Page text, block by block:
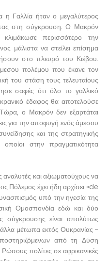
η Γαλλία ήταν ο μεγαλύτερος
στη σύγκρουση. Ο Μακρόν
περισσότερο την
μάλιστα να στείλει επίσημα
στο πλευρό του Κιέβου.
πολέμου που έκανε τον
του στάση τους τελευταίους
σαφές ότι όλο το γαλλικό
έδαφος θα αποτελούσε
ο Μακρόν δεν εξαρτάται
για την αποφυγή ενός άμεσου
και της στρατηγικής
στην πραγματικότητα
αναλυτές και αξιωματούχους να
Πόλεμος έχει ήδη αρχίσει «de
υπό την ηγεσία της
Ομοσπονδία εδώ και δύο
είναι απολύτως
μέτωπα εκτός Ουκρανίας -
από τη Δύση
πολίτες σε αφρικανικές